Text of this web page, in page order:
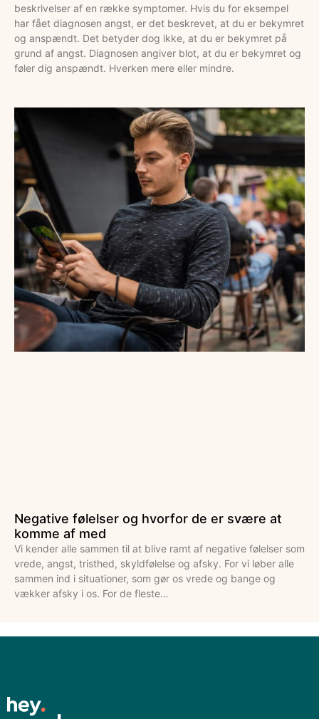
beskrivelser af en række symptomer. Hvis du for eksempel
har fået diagnosen angst, er det beskrevet, at du er bekymret
og anspændt. Det betyder dog ikke, at du er bekymret på
grund af angst. Diagnosen angiver blot, at du er bekymret og
føler dig anspændt. Hverken mere eller mindre.
Negative følelser og hvorfor de er svære at
komme af med
Vi kender alle sammen til at blive ramt af negative følelser som
vrede, angst, tristhed, skyldfølelse og afsky. For vi løber alle
sammen ind i situationer, som gør os vrede og bange og
vækker afsky i os. For de fleste…